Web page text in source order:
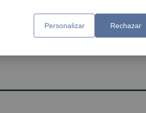
Personalizar Rechazar